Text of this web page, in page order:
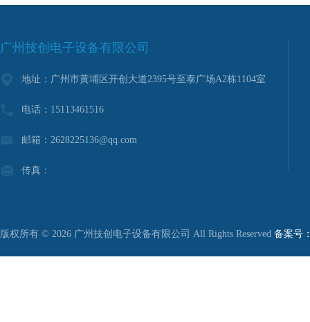
广州技创电子设备有限公司
地址：广州市黄埔区开创大道2395号至泰广场A2栋1104室
电话：15113461516
邮箱：2628225136@qq.com
传真：
版权所有 © 2026 广州技创电子设备有限公司 All Rights Reserved 备案号